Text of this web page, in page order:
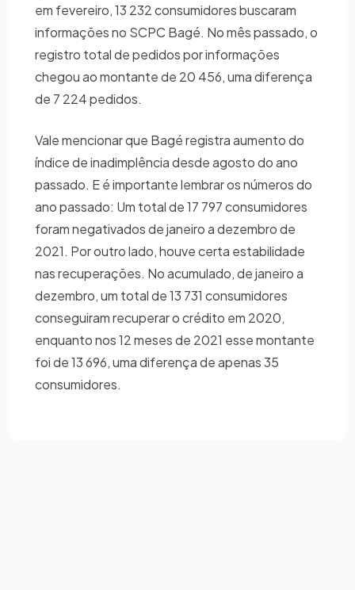
em fevereiro, 13 232 consumidores buscaram
informações no SCPC Bagé. No mês passado, o
registro total de pedidos por informações
chegou ao montante de 20 456, uma diferença
de 7 224 pedidos.
Vale mencionar que Bagé registra aumento do
índice de inadimplência desde agosto do ano
passado. E é importante lembrar os números do
ano passado: Um total de 17 797 consumidores
foram negativados de janeiro a dezembro de
2021. Por outro lado, houve certa estabilidade
nas recuperações. No acumulado, de janeiro a
dezembro, um total de 13 731 consumidores
conseguiram recuperar o crédito em 2020,
enquanto nos 12 meses de 2021 esse montante
foi de 13 696, uma diferença de apenas 35
consumidores.